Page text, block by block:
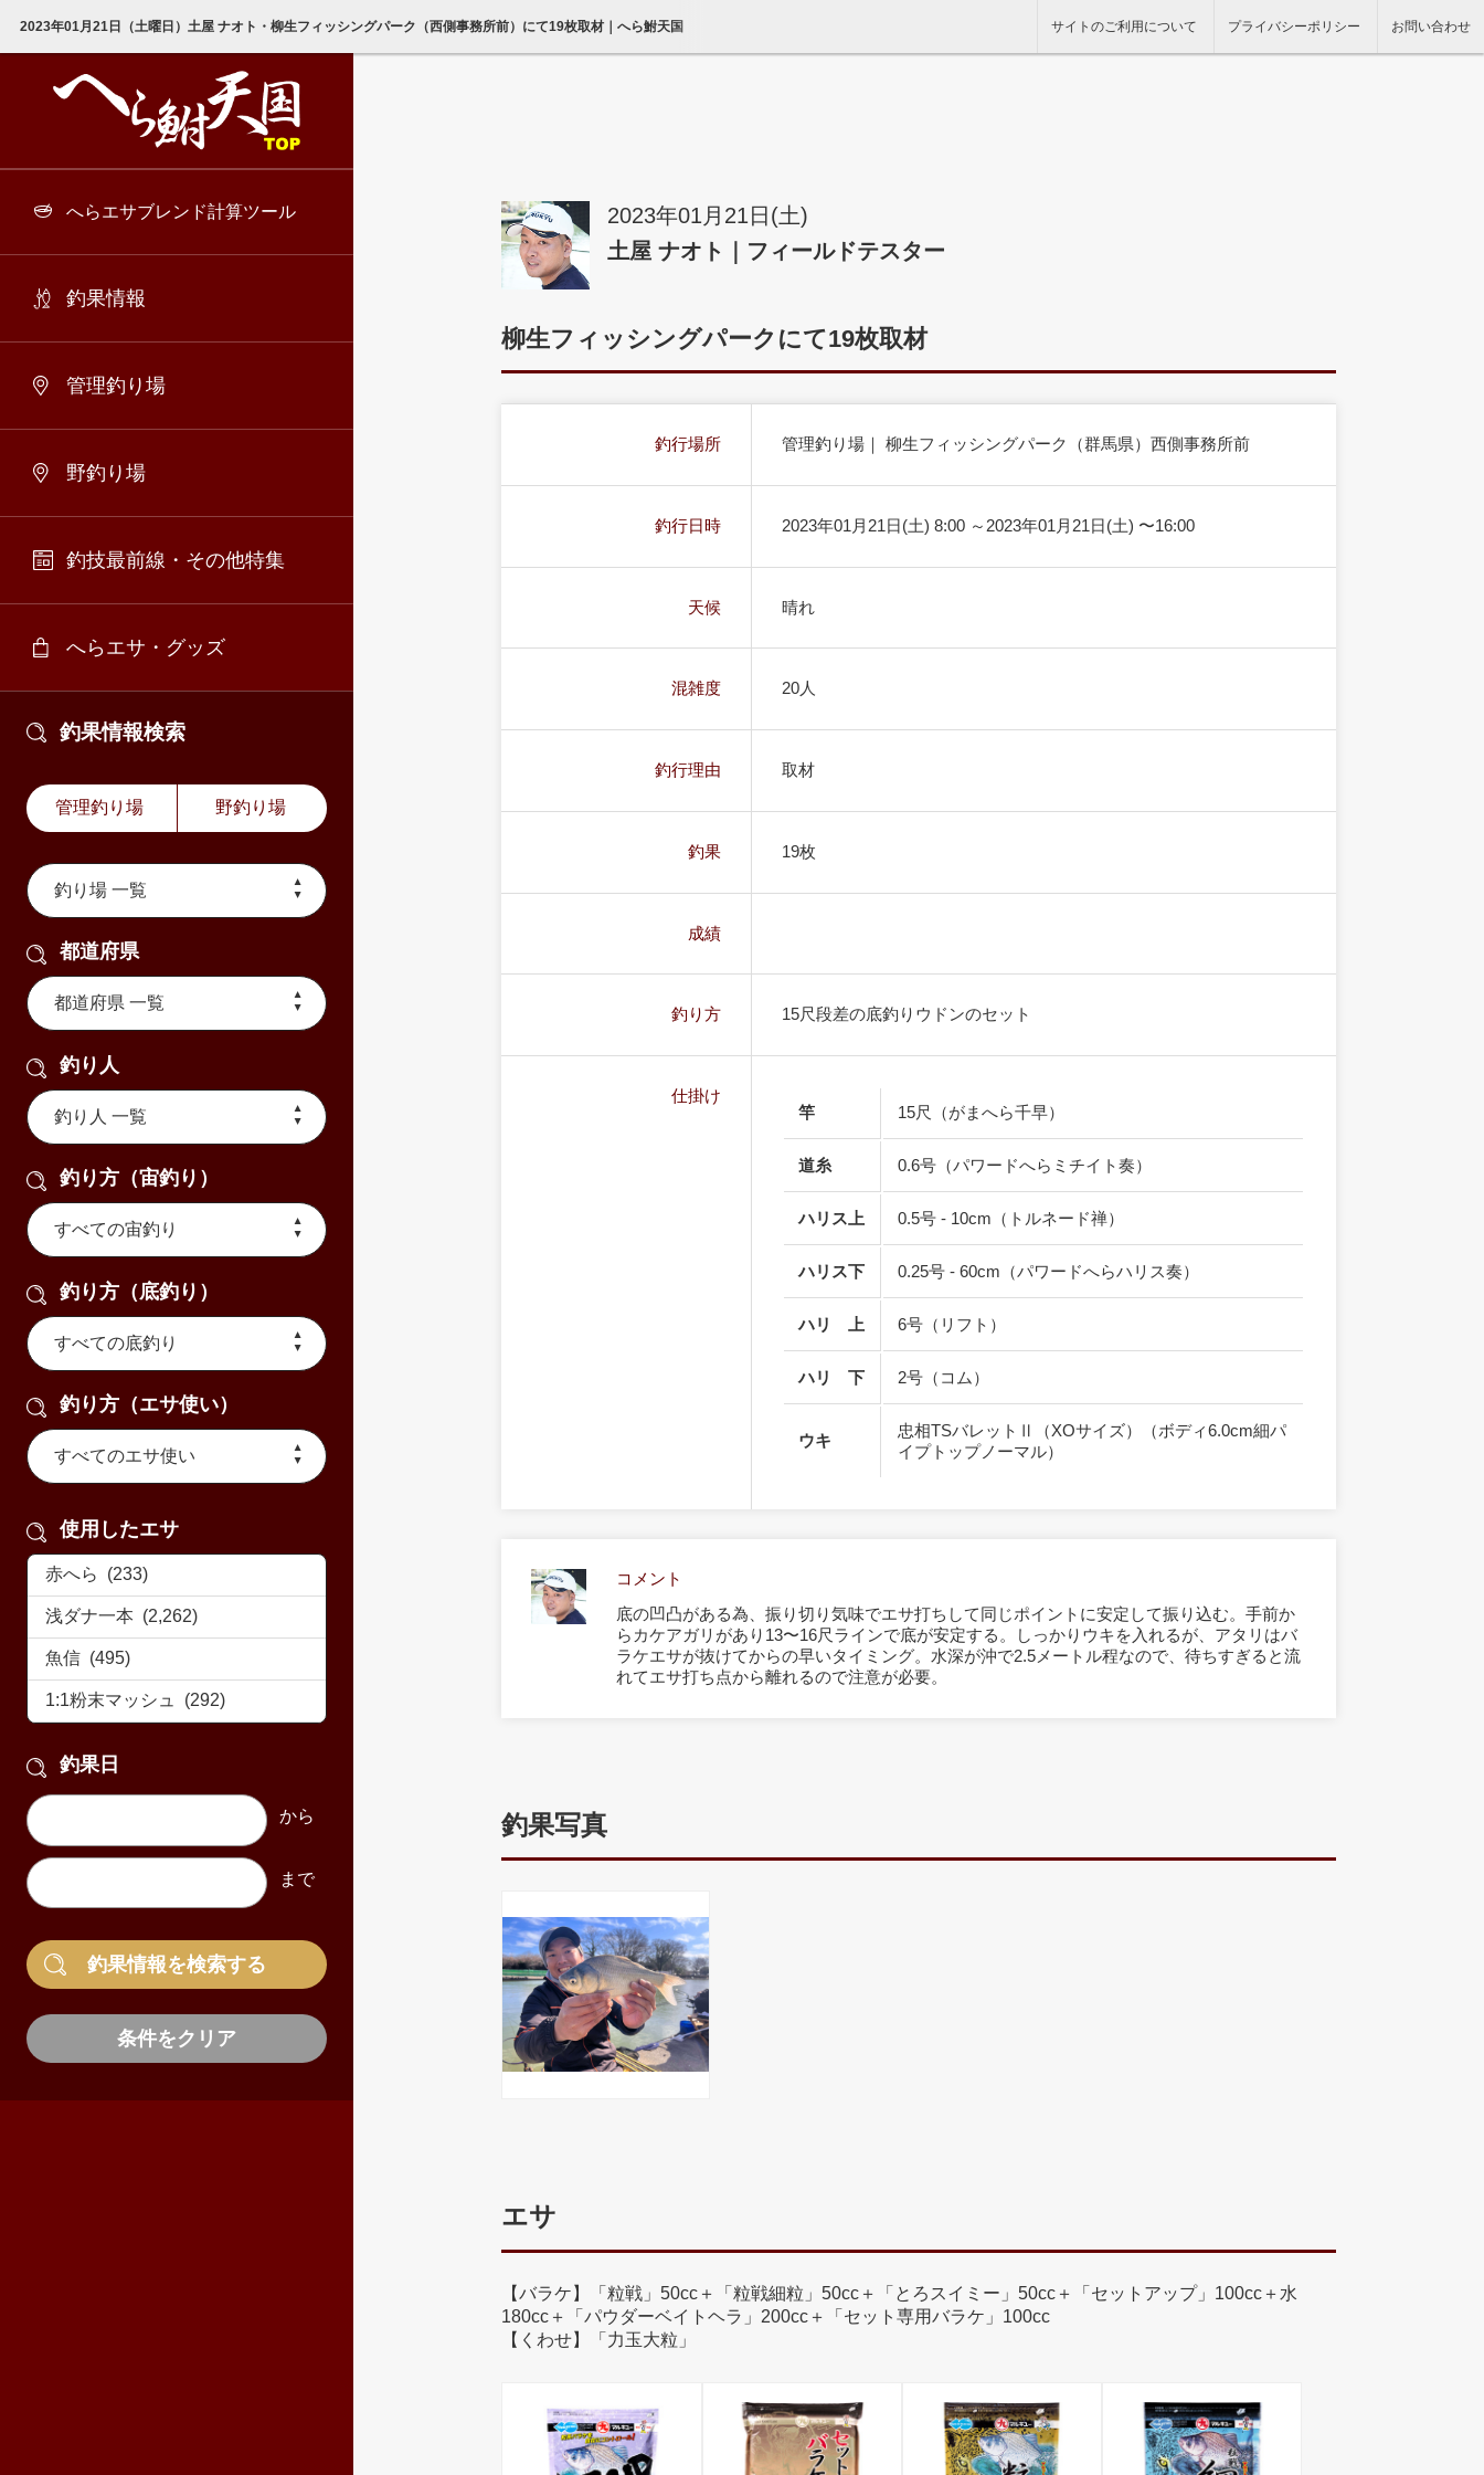
2023年01月21日（土曜日）土屋 ナオト・柳生フィッシングパーク（西側事務所前）にて19枚取材｜へら鮒天国 サイトのご利用について プライバシーポリシー お問い合わせ
へらエサブレンド計算ツール
釣果情報
管理釣り場
野釣り場
釣技最前線・その他特集
へらエサ・グッズ
釣果情報検索
管理釣り場 野釣り場
都道府県
釣り人
釣り方（宙釣り）
釣り方（底釣り）
釣り方（エサ使い）
使用したエサ
釣果日
条件をクリア
2023年01月21日(土)
土屋 ナオト｜フィールドテスター
柳生フィッシングパークにて19枚取材
釣行場所 管理釣り場｜ 柳生フィッシングパーク（群馬県）西側事務所前
釣行日時 2023年01月21日(土) 8:00 ～2023年01月21日(土) 〜16:00
天候 晴れ
混雑度 20人
釣行理由 取材
釣果 19枚
成績
釣り方 15尺段差の底釣りウドンのセット
仕掛け
竿
15尺（がまへら千早）
道糸 0.6号（パワードへらミチイト奏）
ハリス上 0.5号 - 10cm（トルネード禅）
ハリス下 0.25号 - 60cm（パワードへらハリス奏）
ハリ 上 6号（リフト）
ハリ 下 2号（コム）
ウキ
忠相TSバレットⅡ（XOサイズ）（ボディ6.0cm細パ
イプトップノーマル）
コメント
底の凹凸がある為、振り切り気味でエサ打ちして同じポイントに安定して振り込む。手前か
らカケアガリがあり13〜16尺ラインで底が安定する。しっかりウキを入れるが、アタリはバ
ラケエサが抜けてからの早いタイミング。水深が沖で2.5メートル程なので、待ちすぎると流
れてエサ打ち点から離れるので注意が必要。
釣果写真
エサ
【バラケ】「粒戦」50cc＋「粒戦細粒」50cc＋「とろスイミー」50cc＋「セットアップ」100cc＋水
180cc＋「パウダーベイトヘラ」200cc＋「セット専用バラケ」100cc
【くわせ】「力玉大粒」